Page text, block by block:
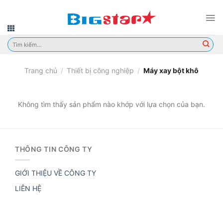
content
Tìm
kiếm:
Trang chủ / Thiết bị công nghiệp / Máy xay bột khô
Không tìm thấy sản phẩm nào khớp với lựa chọn của bạn.
THÔNG TIN CÔNG TY
GIỚI THIỆU VỀ CÔNG TY
LIÊN HỆ